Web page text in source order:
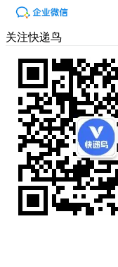
关注快递鸟